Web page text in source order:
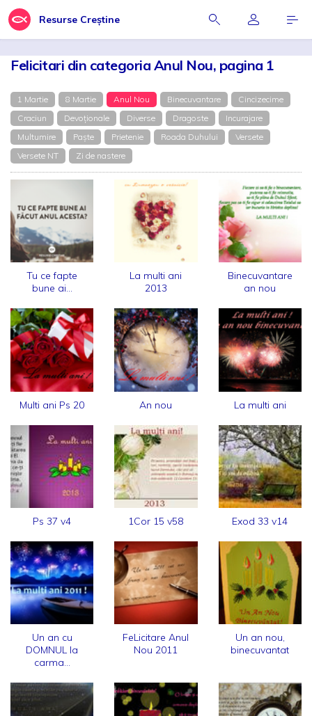
Resurse Creștine
Felicitari din categoria Anul Nou, pagina 1
1 Martie 8 Martie Anul Nou Binecuvantare
Cincizecime
Craciun
Devoționale Diverse Dragoste
Incurajare
Multumire
Paște Prietenie Roada Duhului
Versete
Versete NT
Zi de nastere
Tu ce fapte
bune ai...
La multi ani
2013
Binecuvantare
an nou
Multi ani Ps 20 An nou La multi ani
Ps 37 v4 1Cor 15 v58 Exod 33 v14
Un an cu
DOMNUL la
carma...
FeLicitare Anul
Nou 2011
Un an nou,
binecuvantat